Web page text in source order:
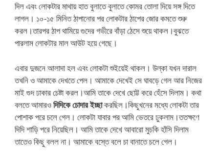
দিল এবং লোকটার মাথায় হাত বুলাতে বুলাতে কোমর তোলা দিয়ে সঙ্গ দিতে
লাগল। ১০-১৫ মিনিত ঠাপানোর পর লোকটার ঠাপের জোর কমতে শুরু
করল।তারপর ঠাপ থামিয়ে গুদের গভীরে বাঁড়া ঠেসে শুয়ে থাকল।বুঝতে
পারলাম লোকটার মাল আউট হয়ে গেছে।
এবার দুজনে আলাদা হল এবং লোকটা শুইয়েই থাকল। উল্কা যখন দারাল
তখনি ও আমাকে দেখতে পেল। আমাকে দেখেই সে ঘাবড়ে গেল আর নিজের
মাই গুদ ঢাকার চেষ্টা করল।আমি তাকে দেখে ছোট্ট করে হেঁসে দিলাম। কথা
বলতে আমারওদিদিকে চোদার ইচ্ছাকরছিল।কিছুখনের মধ্যে লোকটা তার
পোশাক পরে চলে গেল। লোকটা যাবার পর আমি ভেতরে ঢুকলাম।ততক্ষণে
দিদি শাড়ি পরে নিয়েছিল। আমি তাকে দেখে আবারো মুচকি হাঁসি দিলাম
তাতেও কিছু বলল না। আমাকে বস্তে বলে চা বানাতে চলে গেল।